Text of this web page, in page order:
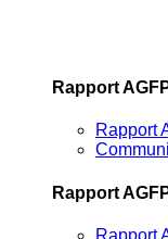
Rapport
Rapport
Rapport
Rapport